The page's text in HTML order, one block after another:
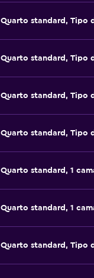
Quarto standard, Tipo
Quarto standard, Tipo
Quarto standard, Tipo
Quarto standard, Tipo
Quarto standard, 1
Quarto standard, 1
Quarto standard, Tipo